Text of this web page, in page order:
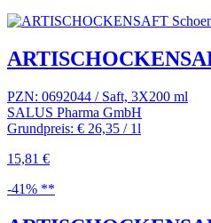
PZN: 0692044 / Saft, 3X200 ml
SALUS Pharma GmbH
Grundpreis: € 26,35 / 1l
15,81 €
-41% **